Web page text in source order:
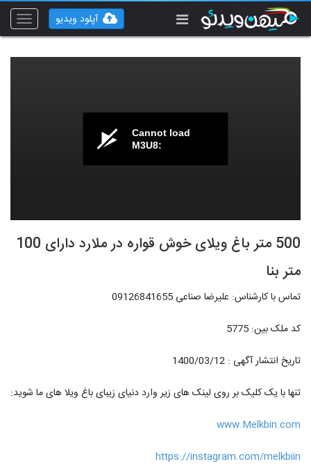
Toggle
آپلود ویدیو
Cannot load
M3U8:
500 متر باغ ویلای خوش قواره در ملارد دارای 100
متر بنا
تماس با کارشناس: علیرضا صناعی 09126841655
کد ملک بین: 5775
تاریخ انتشار آگهی : 1400/03/12
تنها با یک کلیک بر روی لینک های زیر وارد دنیای زیبای باغ ویلا های ما شوید:
www.Melkbin.com
https://instagram.com/melkbiin